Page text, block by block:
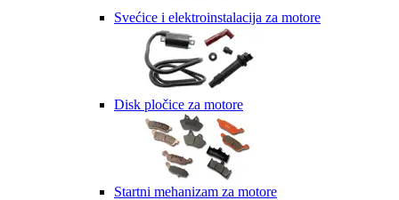
Svećice i elektroinstalacija za motore
Disk pločice za motore
Startni mehanizam za motore